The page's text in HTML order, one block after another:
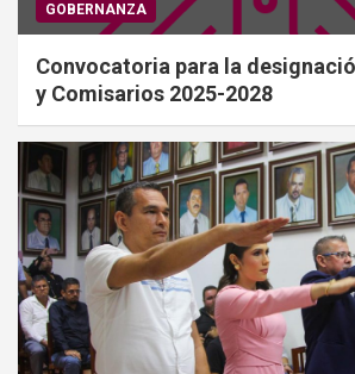
GOBERNANZA
Convocatoria para la
y Comisarios 2025-2028